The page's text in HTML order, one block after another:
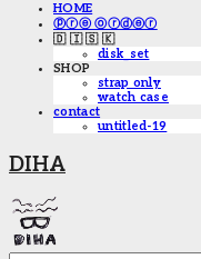
HOME
ⓟⓡⓔ ⓞⓡⓓⓔⓡ
🇩 🇮 🇸 🇰
disk_set
SHOP
strap only
watch case
contact
untitled-19
DIHA